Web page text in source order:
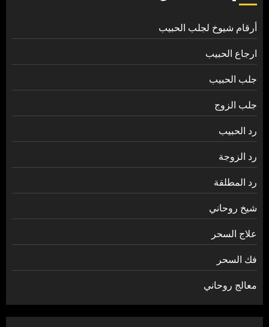
أرقام شيوخ لجلب الحبيب
ارجاع الحبيب
جلب الحبيب
جلب الزوج
رد الحبيب
رد الزوجة
رد المطلقة
شيخ روحاني
علاج السحر
فك السحر
معالج روحاني